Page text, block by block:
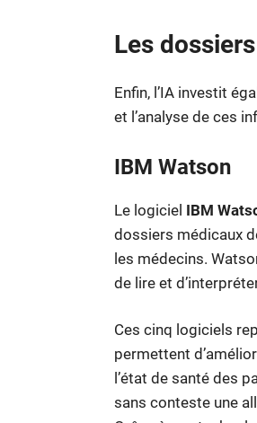
Les
Enfin, l’IA investit
et l’analyse de ces
IBM Watson
Le logiciel IBM
dossiers médicaux
les médecins.
de lire et
Ces cinq logiciels
permettent
l’état de santé des
sans conteste une